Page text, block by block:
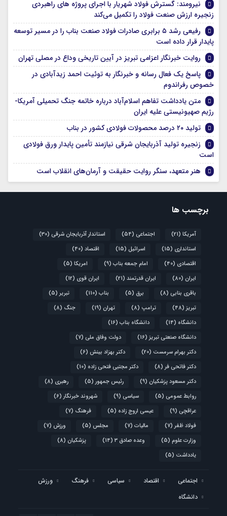
نیرومند: گسترش فولاد شهریار با اجرای پروژه های راهبردی
زنجیره ارزش صنعت فولاد را تکمیل می‌کند
رفیعی رشد ۵ برابری صادرات فولاد صنعت بناب را در مسیر توسعه
پایدار قرار داده است
روایت خبرنگار اعزامی تبریز در آیین تاریخی وداع در مصلی تهران
پاسخ یک فعال رسانه و خبرنگار به توئیت احمد زیدآبادی در
خصوص رفراندوم
متن یادداشت تفاهم اسلام‌آباد درباره خاتمه جنگ تحمیلی آمریکا-
رژیم صهیونیستی علیه ایران
تولید ۲۰ درصد محصولات فولادی کشور در بناب
زنجیره تولید آذربایجان شرقی نیازمند تأمین پایدار ورق فولادی
است
هنر متعهد، سنگر روایت حقیقت و آرمان‌های انقلاب است
برچسب ها
آمریکا (21) اجتماعی (54) استاندار آذربایجان شرقی (30)
استانداری (15) اسرائیل (15) اقتصاد (40)
اقتصادی (40) امام جمعه بناب (9) امریکا (5)
ایران (80) ایران قدرتمند (21) ایران قوی (12)
باقری بنابی (8) برق (5) بناب (110) تبریر(5)
تبریز(48) ترامپ (8) تهران (19) جنگ (8)
دانشگاه (14) دانشگاه بناب (16)
دانشگاه صنعتی تبریز(16) دولت وفاق ملی (7)
دکتر بهرام سرمست (20) دکتر بهزاد بینش (6)
دکتر فاتحی فر(8) دکتر مجتبی فتحی زاده (10)
دکتر مسعود پزشکیان (9) رئیس جمهور(5) رهبری (8)
روابط عمومی (5) سیاسی (9) شهروند خبرنگار(6)
عراقچی (9) عیسی اروج زاده (5) فرهنگ (7)
فولاد ظفر(7) مالیات (7) مجلس (5) ورزش (7)
وزارت علوم (5) وعده صادق 3 (14) پزشکیان (8)
یادداشت (5)
اجتماعی اقتصاد سیاسی فرهنگ
ورزش
دانشگاه